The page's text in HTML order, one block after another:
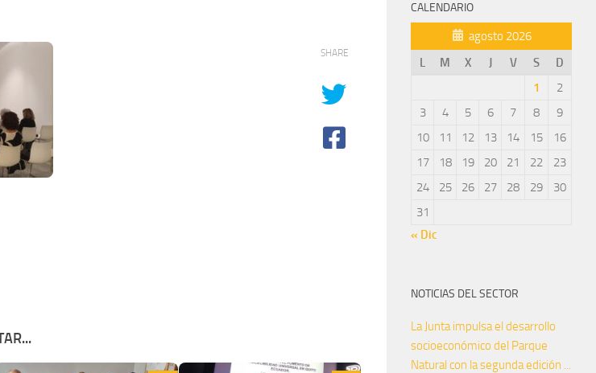
SHARE
CALENDARIO
agosto 2026
L
M X J V S
D
1
2
3
4 5 6 7 8
9
10
11 12 13 14 15
16
17
18 19 20 21 22
23
24
25 26 27 28 29
30
31
« Dic
NOTICIAS DEL SECTOR
La Junta impulsa el desarrollo
socioeconómico del Parque
Natural con la segunda edición ...